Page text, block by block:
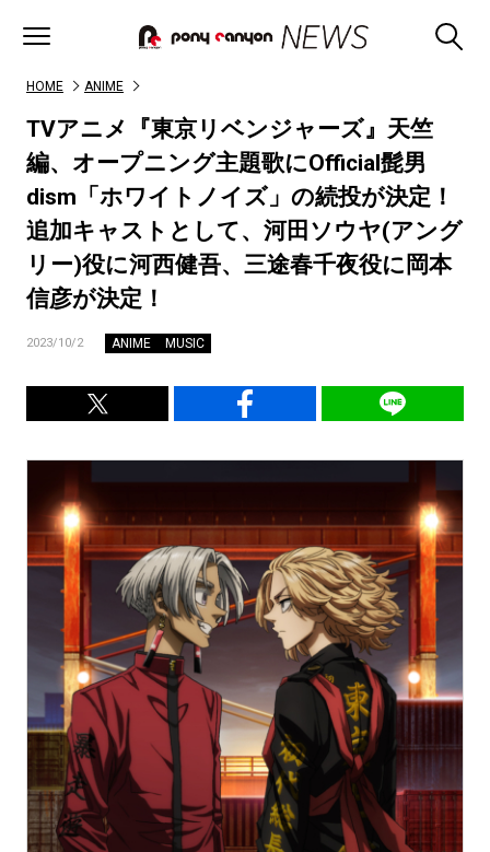
HOME ANIME
TVアニメ『東京リベンジャーズ』天竺
編、オープニング主題歌にOfficial髭男
dism「ホワイトノイズ」の続投が決定！
追加キャストとして、河田ソウヤ(アング
リー)役に河西健吾、三途春千夜役に岡本
信彦が決定！
2023/10/2 ANIME MUSIC